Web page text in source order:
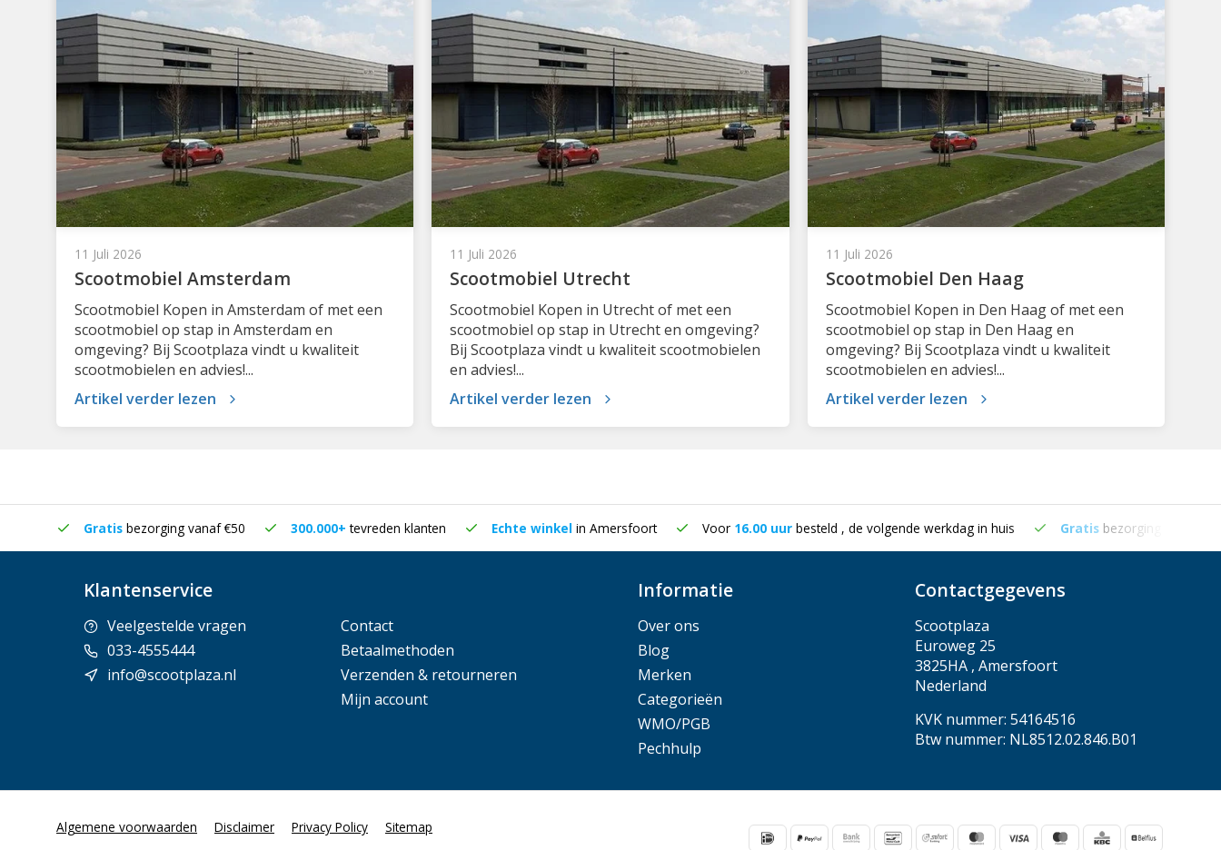
11 Juli 2026
Scootmobiel Amsterdam
Scootmobiel Kopen in Amsterdam of met een
scootmobiel op stap in Amsterdam en
omgeving? Bij Scootplaza vindt u kwaliteit
scootmobielen en advies!...
Artikel verder lezen
11 Juli 2026
Scootmobiel Utrecht
Scootmobiel Kopen in Utrecht of met een
scootmobiel op stap in Utrecht en omgeving?
Bij Scootplaza vindt u kwaliteit scootmobielen
en advies!...
Artikel verder lezen
11 Juli 2026
Scootmobiel Den Haag
Scootmobiel Kopen in Den Haag of met een
scootmobiel op stap in Den Haag en
omgeving? Bij Scootplaza vindt u kwaliteit
scootmobielen en advies!...
Artikel verder lezen
Gratis bezorging vanaf €50 300.000+tevreden klanten Echte winkel in Amersfoort Voor 16.00 uur besteld , de volgende werkdag in huis Gratis bezorging vanaf €50
Klantenservice
Veelgestelde vragen
033-4555444
info@scootplaza.nl
Contact
Betaalmethoden
Verzenden & retourneren
Mijn account
Informatie
Over ons
Blog
Merken
Categorieën
WMO/PGB
Pechhulp
Contactgegevens
Scootplaza
Euroweg 25
3825HA , Amersfoort
Nederland
KVK nummer: 54164516
Btw nummer: NL8512.02.846.B01
Algemene voorwaarden Disclaimer Privacy Policy Sitemap